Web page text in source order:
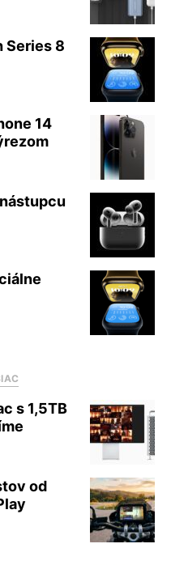
Series 8
14
s 1,5TB
od